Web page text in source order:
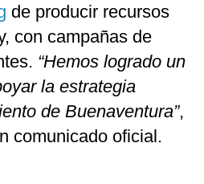
de producir recursos
con campañas de
“Hemos logrado un
la estrategia
de Buenaventura”,
comunicado oficial.